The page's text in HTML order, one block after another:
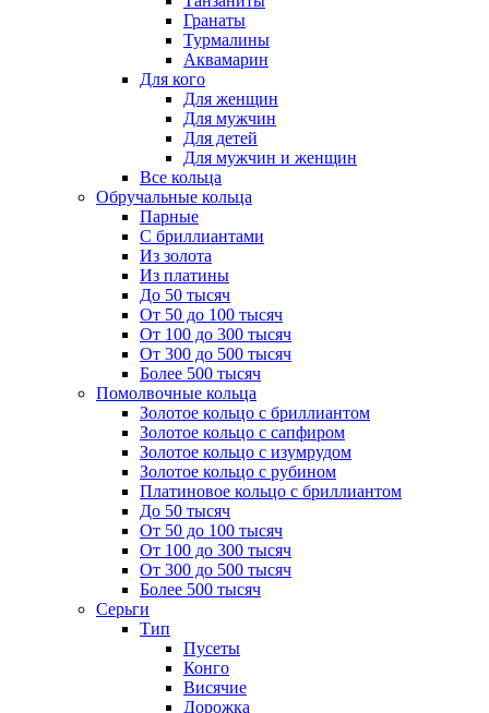
Гранаты
Турмалины
Аквамарин
Для кого
Для женщин
Для мужчин
Для детей
Для мужчин и женщин
Все кольца
Обручальные кольца
Парные
С бриллиантами
Из золота
Из платины
До 50 тысяч
От 50 до 100 тысяч
От 100 до 300 тысяч
От 300 до 500 тысяч
Более 500 тысяч
Помолвочные кольца
Золотое кольцо с бриллиантом
Золотое кольцо с сапфиром
Золотое кольцо с изумрудом
Золотое кольцо с рубином
Платиновое кольцо с бриллиантом
До 50 тысяч
От 50 до 100 тысяч
От 100 до 300 тысяч
От 300 до 500 тысяч
Более 500 тысяч
Серьги
Тип
Пусеты
Конго
Висячие
Дорожка